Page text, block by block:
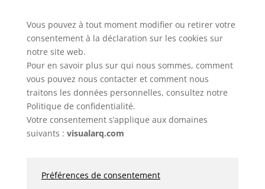
Vous pouvez à tout moment modifier ou retirer votre
consentement à la déclaration sur les cookies sur
notre site web.
Pour en savoir plus sur qui nous sommes, comment
vous pouvez nous contacter et comment nous
traitons les données personnelles, consultez notre
Politique de confidentialité.
Votre consentement s’applique aux domaines
suivants : visualarq.com
Préférences de consentement